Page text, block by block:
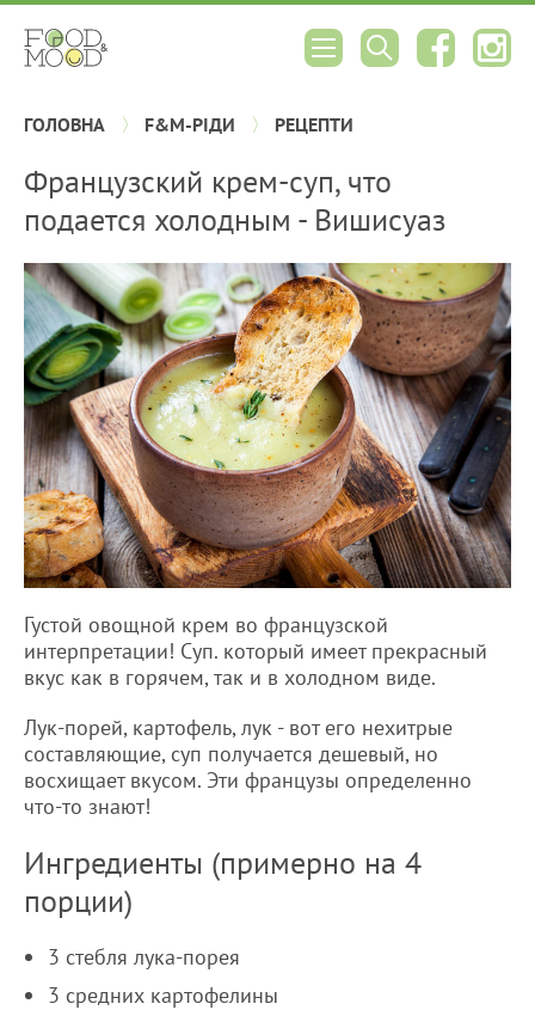
ГОЛОВНА F&M-РІДИ РЕЦЕПТИ
Французский крем-суп, что
подается холодным - Вишисуаз
Густой овощной крем во французской
интерпретации! Суп. который имеет прекрасный
вкус как в горячем, так и в холодном виде.
Лук-порей, картофель, лук - вот его нехитрые
составляющие, суп получается дешевый, но
восхищает вкусом. Эти французы определенно
что-то знают!
Ингредиенты (примерно на 4
порции)
3 стебля лука-порея
3 средних картофелины